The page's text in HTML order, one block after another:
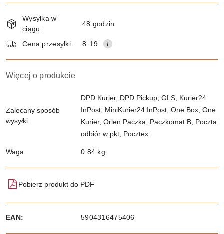
i
dostawa
Wysyłka w
ciągu:
48 godzin
Cena przesyłki: 8.19
Więcej o produkcie
Zalecany sposób
wysyłki::
DPD Kurier, DPD Pickup, GLS, Kurier24
InPost, MiniKurier24 InPost, One Box, One
Kurier, Orlen Paczka, Paczkomat B, Poczta
odbiór w pkt, Pocztex
Waga: 0.84 kg
Pobierz produkt do PDF
EAN: 5904316475406